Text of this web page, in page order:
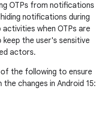
OTPs from notifications
notifications during
when OTPs are
the user's sensitive
actors.
the following to ensure
changes in Android 15: